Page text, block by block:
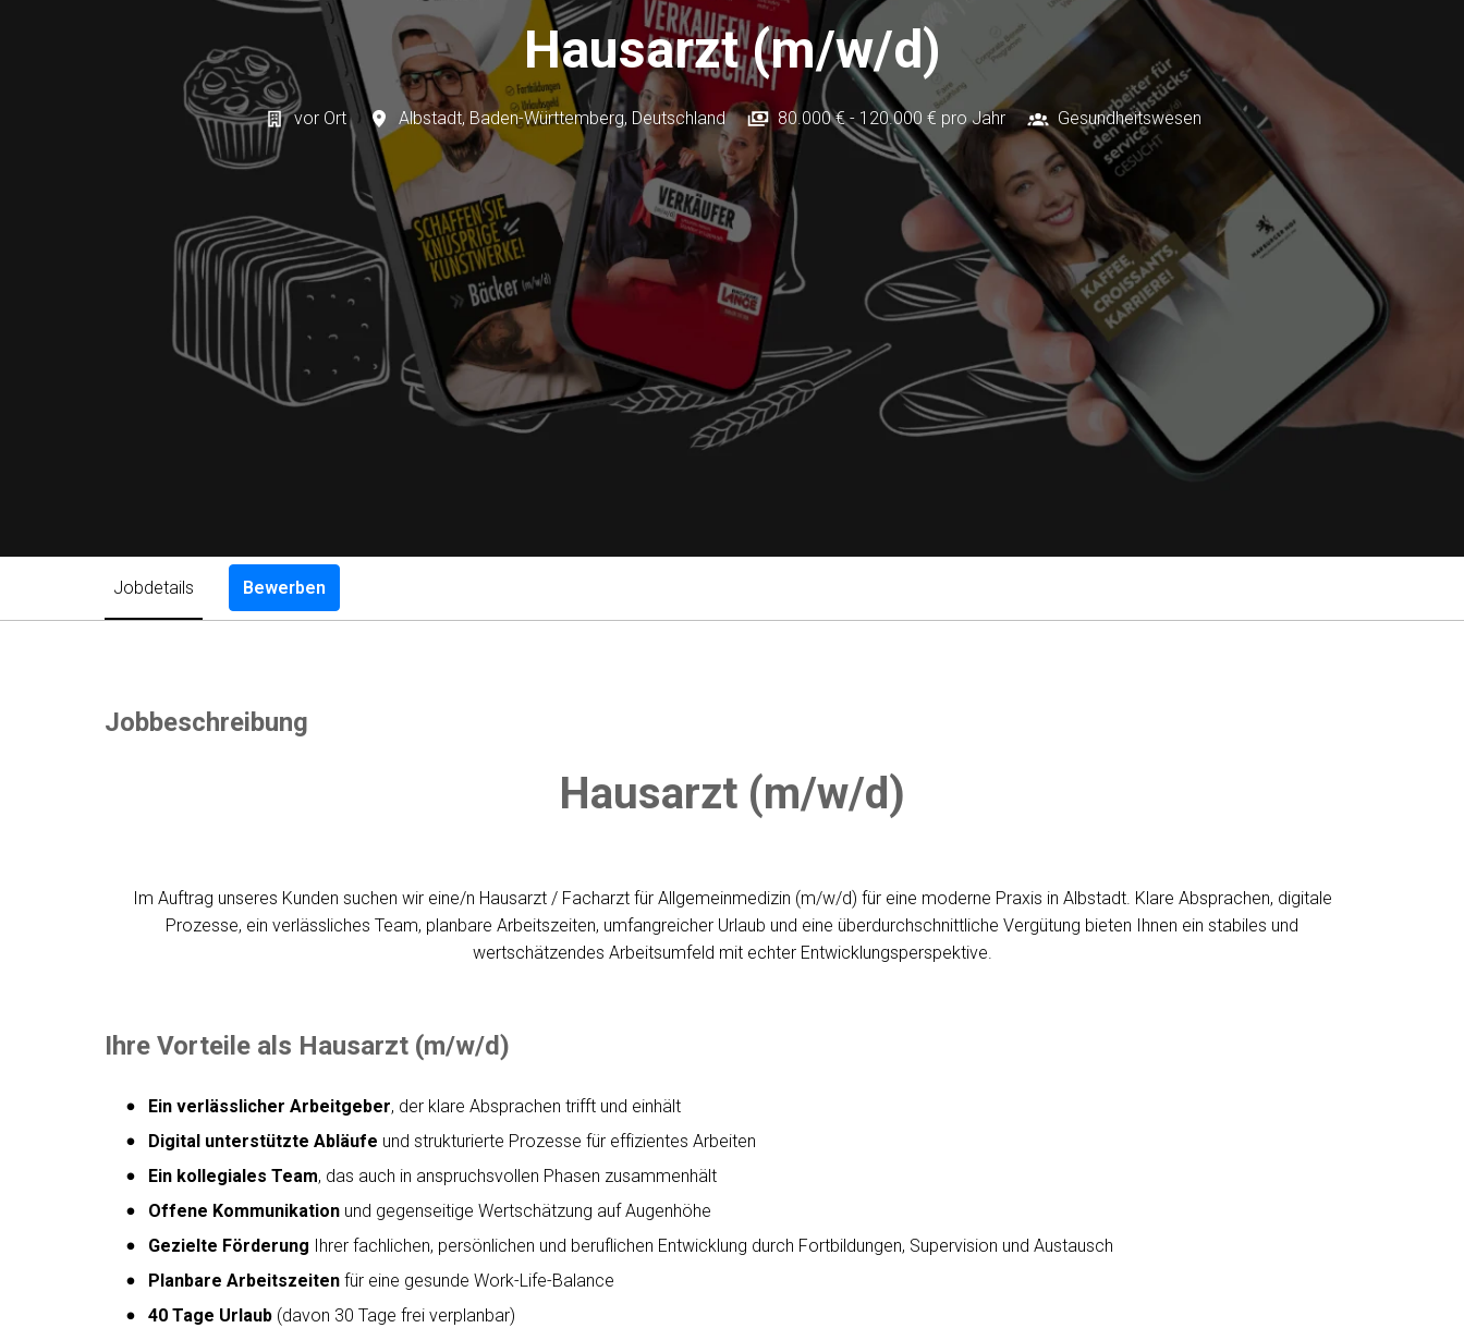
Hausarzt (m/w/d)
vor Ort Albstadt, Baden-Württemberg, Deutschland 80.000 € - 120.000 € pro Jahr Gesundheitswesen
Jobdetails Bewerben
Jobbeschreibung
Hausarzt (m/w/d)
Im Auftrag unseres Kunden suchen wir eine/n Hausarzt / Facharzt für Allgemeinmedizin (m/w/d) für eine moderne Praxis in Albstadt. Klare Absprachen, digitale
Prozesse, ein verlässliches Team, planbare Arbeitszeiten, umfangreicher Urlaub und eine überdurchschnittliche Vergütung bieten Ihnen ein stabiles und
wertschätzendes Arbeitsumfeld mit echter Entwicklungsperspektive.
Ihre Vorteile als Hausarzt (m/w/d)
Ein verlässlicher Arbeitgeber, der klare Absprachen trifft und einhält
Digital unterstützte Abläufe und strukturierte Prozesse für effizientes Arbeiten
Ein kollegiales Team, das auch in anspruchsvollen Phasen zusammenhält
Offene Kommunikation und gegenseitige Wertschätzung auf Augenhöhe
Gezielte Förderung Ihrer fachlichen, persönlichen und beruflichen Entwicklung durch Fortbildungen, Supervision und Austausch
Planbare Arbeitszeiten für eine gesunde Work-Life-Balance
40 Tage Urlaub (davon 30 Tage frei verplanbar)